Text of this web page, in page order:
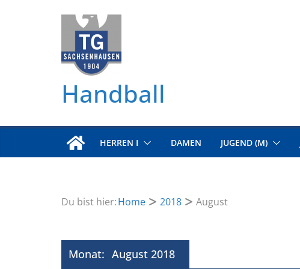
Handball
HERREN I DAMEN JUGEND (M)
Du bist hier:Home 2018 August
Monat: August 2018